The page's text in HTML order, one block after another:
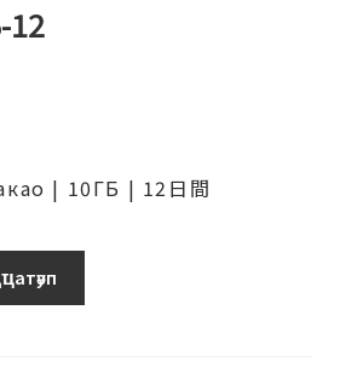
12
| 10ГБ | 12日間